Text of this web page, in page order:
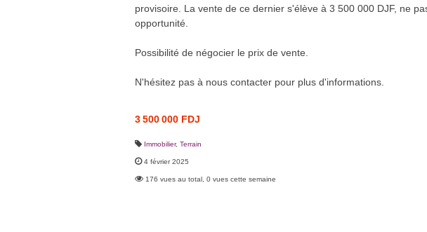
provisoire. La vente de ce dernier s'élève à 3 500 000 DJF, ne
opportunité.
Possibilité de négocier le prix de vente.
N'hésitez pas à nous contacter pour plus d'informations.
3 500 000 FDJ
Immobilier, Terrain
4 février 2025
176 vues au total, 0 vues cette semaine